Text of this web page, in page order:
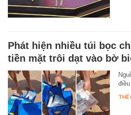
Phát hiện nhiều túi bọc
tiền mặt trôi dạt vào bờ
THẾ